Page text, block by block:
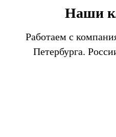
Наши
Работаем с
Петербурга.